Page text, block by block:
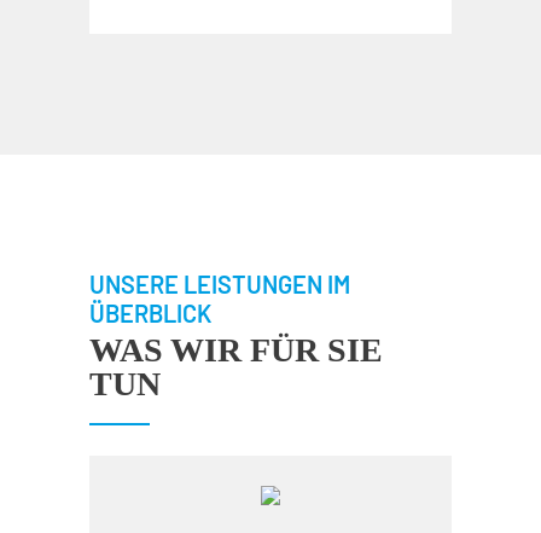
UNSERE LEISTUNGEN IM
ÜBERBLICK
WAS WIR FÜR SIE
TUN